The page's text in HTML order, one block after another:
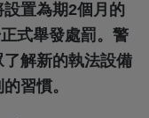
置為期2個月的
式舉發處罰。警
解新的執法設備
習慣。